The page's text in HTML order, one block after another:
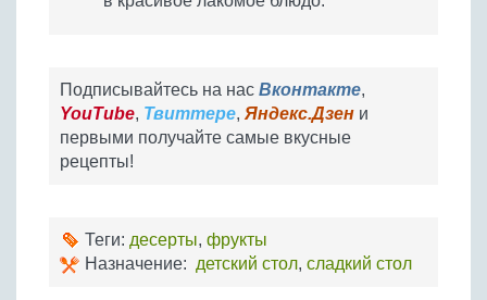
Подписывайтесь на нас Вконтакте,
YouTube, Твиттере, Яндекс.Дзен и
первыми получайте самые вкусные
рецепты!
Теги: десерты, фрукты
Назначение: детский стол, сладкий стол